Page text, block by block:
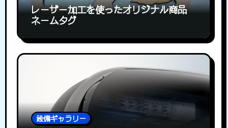
レーザー加工を使ったオリジナル商品
ネームタグ
設備ギャラリー